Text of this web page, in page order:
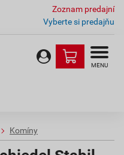
Zoznam predajní
Vyberte si predajňu
MENU
Komíny